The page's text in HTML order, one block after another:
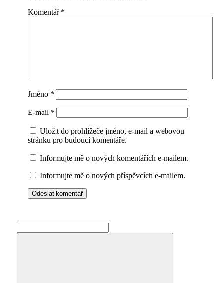
Komentář *
Jméno *
E-mail *
Uložit do prohlížeče jméno, e-mail a webovou
stránku pro budoucí komentáře.
Informujte mě o nových komentářích e-mailem.
Informujte mě o nových příspěvcích e-mailem.
for: